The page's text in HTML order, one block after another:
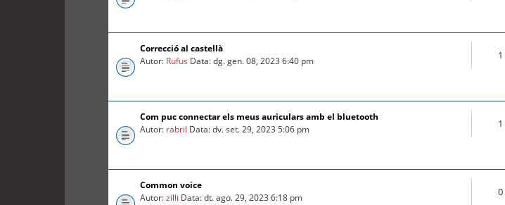
Correcció al castellà
Autor: Rufus Data: dg. gen. 08, 2023 6:40 pm 1
Com puc connectar els meus auriculars amb el bluetooth
Autor: rabril Data: dv. set. 29, 2023 5:06 pm 1
Common voice
Autor:zilli Data: dt. ago. 29, 2023 6:18 pm 0